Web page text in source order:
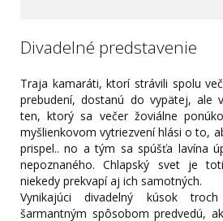
Divadelné predstavenie
Traja kamaráti, ktorí strávili spolu
prebudení, dostanú do vypätej, ale
ten, ktorý sa večer žoviálne
myšlienkovom vytriezvení hlási o to,
prispel.. no a tým sa spúšťa lavína
nepoznaného. Chlapský svet je
niekedy prekvapí aj ich samotných.
Vynikajúci divadelný kúsok
šarmantným spôsobom predvedú,